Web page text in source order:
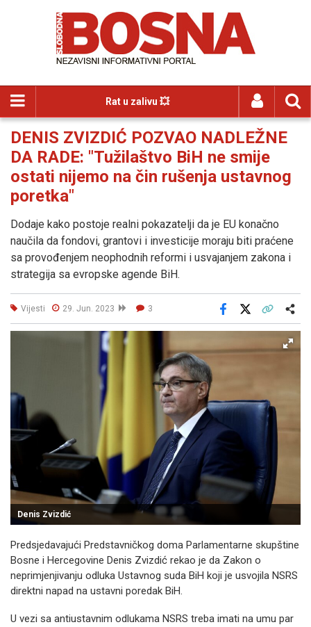
Rat u zalivu 💥
DENIS ZVIZDIĆ POZVAO NADLEŽNE
DA RADE: "Tužilaštvo BiH ne smije
ostati nijemo na čin rušenja ustavnog
poretka"
Dodaje kako postoje realni pokazatelji da je EU konačno
naučila da fondovi, grantovi i investicije moraju biti praćene
sa provođenjem neophodnih reformi i usvajanjem zakona i
strategija sa evropske agende BiH.
Vijesti 29. Jun. 2023 3
Facebook
Denis Zvizdić
Predsjedavajući Predstavničkog doma Parlamentarne skupštine
Bosne i Hercegovine Denis Zvizdić rekao je da Zakon o
neprimjenjivanju odluka Ustavnog suda BiH koji je usvojila NSRS
direktni napad na ustavni poredak BiH.
U vezi sa antiustavnim odlukama NSRS treba imati na umu par